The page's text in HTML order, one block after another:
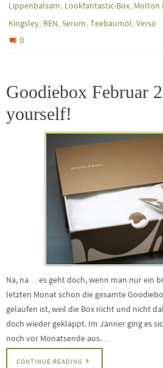
Lippenbalsam, Lookfantastic-Box, Molton
Kingsley, REN, Serum, Teebaumöl, Verso
0
Goodiebox Februar
yourself!
Na, na… es geht doch, wenn man nur ein
letzten Monat schon die gesamte
gelaufen ist, weil die Box nicht und nicht
doch wieder geklappt. Im Jänner ging es
noch vor Monatsende aus.…
CONTINUE READING